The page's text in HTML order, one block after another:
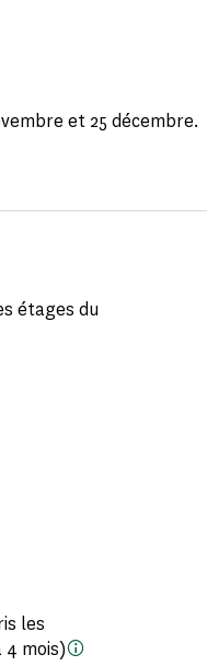
et 25 décembre.
étages du
les
4 mois)